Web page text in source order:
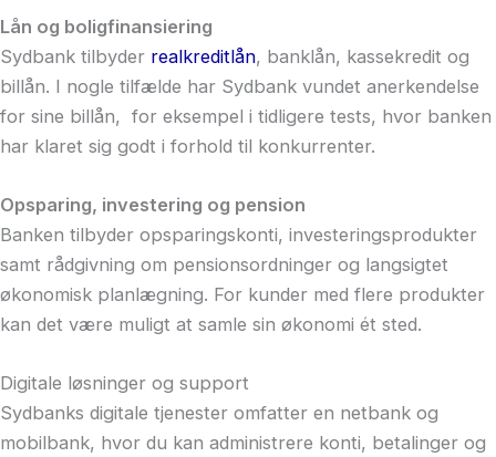
Lån og boligfinansiering
Sydbank tilbyder realkreditlån, banklån, kassekredit og
billån. I nogle tilfælde har Sydbank vundet anerkendelse
for sine billån, for eksempel i tidligere tests, hvor banken
har klaret sig godt i forhold til konkurrenter.
Opsparing, investering og pension
Banken tilbyder opsparingskonti, investeringsprodukter
samt rådgivning om pensionsordninger og langsigtet
økonomisk planlægning. For kunder med flere produkter
kan det være muligt at samle sin økonomi ét sted.
Digitale løsninger og support
Sydbanks digitale tjenester omfatter en netbank og
mobilbank, hvor du kan administrere konti, betalinger og